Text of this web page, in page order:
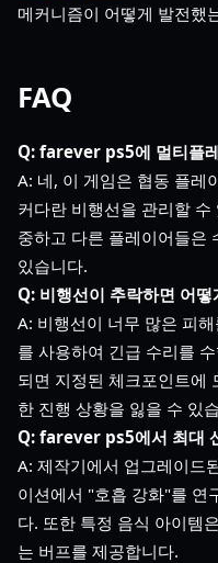
메커니즘이 어떻게 발전했
FAQ
Q: farever ps5에 멀티플
A: 네, 이 게임은 협동 플레
커다란 비행선을 관리할
중하고 다른 플레이어들은
있습니다.
Q: 비행선이 추락하면 어떻
A: 비행선이 너무 많은 피
를 사용하여 긴급 수리를
되면 지정된 체크포인트에
한 진행 상황을 잃을 수 있
Q: farever ps5에서 최대
A: 제작기에서 업그레이드
이션에서 "호흡 강화"를 연
다. 또한 특정 음식 아이템
는 버프를 제공합니다.